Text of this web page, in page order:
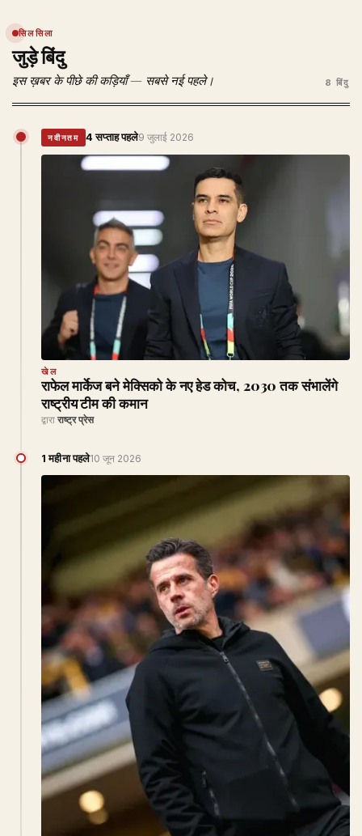
सिलसिला
जुड़े बिंदु
इस ख़बर के पीछे की कड़ियाँ — सबसे नई पहले। 8 बिंदु
नवीनतम 4 सप्ताह पहले9 जुलाई 2026
खेल
राफेल मार्केज बने मेक्सिको के नए हेड कोच, 2030 तक संभालेंगे
राष्ट्रीय टीम की कमान
द्वारा राष्ट्र प्रेस
1 महीना पहले10 जून 2026